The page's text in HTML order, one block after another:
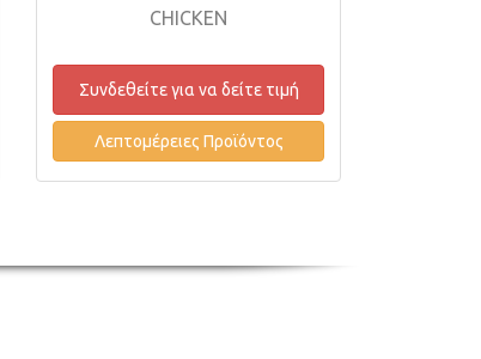
CHICKEN
Συνδεθείτε για να δείτε τιμή
Λεπτομέρειες Προϊόντος